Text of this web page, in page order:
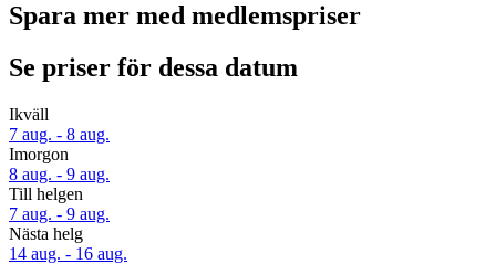
Spara mer med medlemspriser
Se priser för dessa datum
Ikväll
7 aug. - 8 aug.
Imorgon
8 aug. - 9 aug.
Till helgen
7 aug. - 9 aug.
Nästa helg
14 aug. - 16 aug.